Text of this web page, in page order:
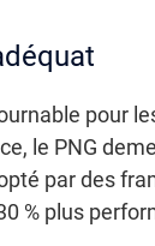
pour
le PNG
par des
% plus